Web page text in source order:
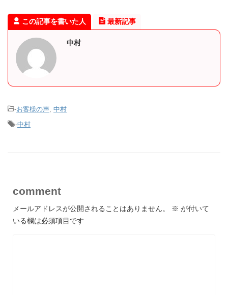
この記事を書いた人 最新記事
中村
-お客様の声 中村
-中村
comment
メールアドレスが公開されることはありません。 ※ が付いて
いる欄は必須項目です